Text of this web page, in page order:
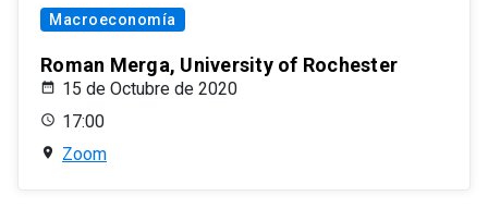
Macroeconomía
Roman Merga, University of Rochester
15 de Octubre de 2020
17:00
Zoom